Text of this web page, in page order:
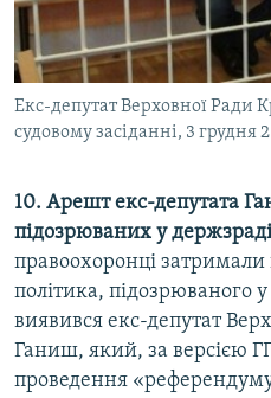
Екс-депутат Верховної Ради
судовому засіданні, 3 грудня
10. Арешт екс-депутата
підозрюваних у
правоохоронці
політика, підозрюваного
виявився екс-депутат
Ганиш, який, за версією
проведення